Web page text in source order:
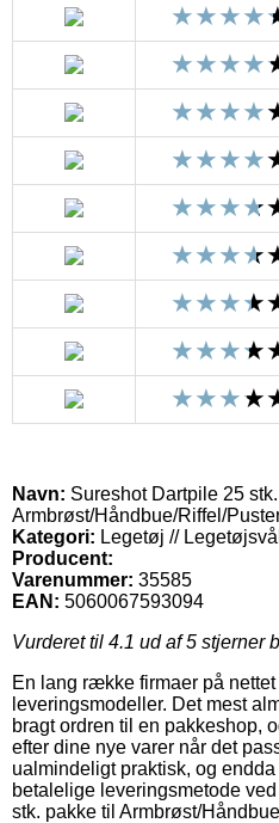
Navn: Sureshot Dartpile 25 stk.
Armbrøst/Håndbue/Riffel/
Kategori: Legetøj //
Producent:
Varenummer: 35585
EAN: 5060067593094
Vurderet til 4.1 ud af 5 stjerner
En lang række firmaer på
leveringsmodeller. Det mest
bragt ordren til en pakkeshop,
efter dine nye varer når det
ualmindeligt praktisk, og
betalelige leveringsmetode
stk. pakke til Armbrøst/